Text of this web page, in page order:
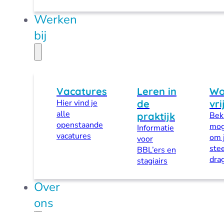
Werken
bij
Vacatures
Hier vind je
alle
openstaande
vacatures
Leren in
de
praktijk
Informatie
voor
BBL’ers en
stagiairs
om
Over
ons